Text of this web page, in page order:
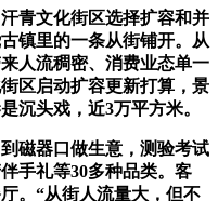
文化街区选择扩容和并
镇里的一条从街铺开。从
人流稠密、消费业态单一
区启动扩容更新打算，景
沉头戏，近3万平方米。
磁器口做生意，测验考试
手礼等30多种品类。客
。“从街人流量大，但不